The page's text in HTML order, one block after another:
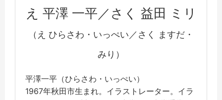
え 平澤 一平／さく 益田 ミリ
（え ひらさわ・いっぺい／さく ますだ・
みり）
平澤一平（ひらさわ・いっぺい）
1967年秋田市生まれ。イラストレーター。イラ